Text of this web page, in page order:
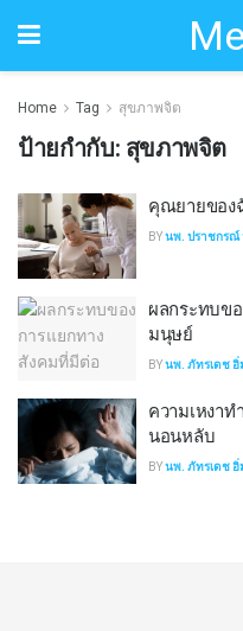
Home Tag สุขภาพจิต
ป้ายกำกับ: สุขภาพจิต
คุณยายของ
BYนพ. ปราชกรณ์
ผลกระทบข
มนุษย์
BYนพ. ภัทรเดช อิ่
ความเหงาท
นอนหลับ
BYนพ. ภัทรเดช อิ่